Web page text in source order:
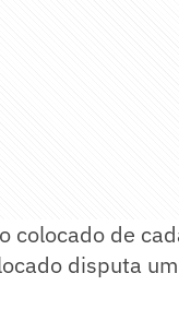
colocado de
disputa